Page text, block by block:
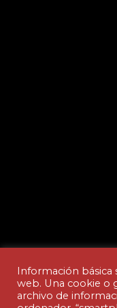
Información básica
web. Una cookie o
archivo de